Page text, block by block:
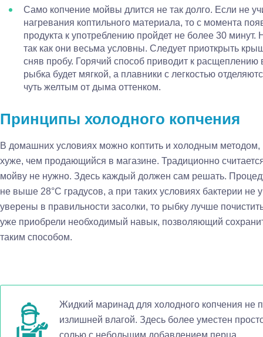
Само копчение мойвы длится не так долго. Если не
нагревания коптильного материала, то с момента
продукта к употреблению пройдет не более 30 минут.
так как они весьма условны. Следует приоткрыть
сняв пробу. Горячий способ приводит к расщеплению
рыбка будет мягкой, а плавники с легкостью
чуть желтым от дыма оттенком.
Принципы холодного копчения
В домашних условиях можно коптить и холодным методом,
хуже, чем продающийся в магазине. Традиционно
мойву не нужно. Здесь каждый должен сам решать.
не выше 28°C градусов, а при таких условиях бактерии
уверены в правильности засолки, то рыбку лучше
уже приобрели необходимый навык, позволяющий
таким способом.
Жидкий маринад для холодного копчения не
излишней влагой. Здесь более уместен
солью с небольшим добавлением перца.